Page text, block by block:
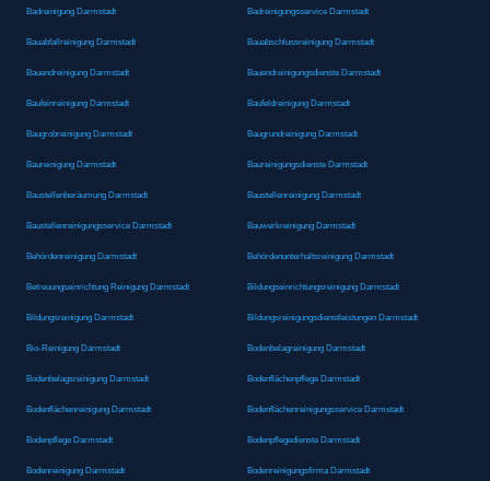
Badreinigung Darmstadt Badreinigungsservice Darmstadt
Bauabfallreinigung Darmstadt Bauabschlussreinigung Darmstadt
Bauendreinigung Darmstadt Bauendreinigungsdienste Darmstadt
Baufeinreinigung Darmstadt Baufeldreinigung Darmstadt
Baugrobreinigung Darmstadt Baugrundreinigung Darmstadt
Baureinigung Darmstadt Baureinigungsdienste Darmstadt
Baustellenberäumung Darmstadt Baustellenreinigung Darmstadt
Baustellenreinigungsservice Darmstadt Bauwerkreinigung Darmstadt
Behördenreinigung Darmstadt Behördenunterhaltsreinigung Darmstadt
Betreuungseinrichtung Reinigung Darmstadt Bildungseinrichtungsreinigung Darmstadt
Bildungsreinigung Darmstadt Bildungsreinigungsdienstleistungen Darmstadt
Bio-Reinigung Darmstadt Bodenbelagreinigung Darmstadt
Bodenbelagsreinigung Darmstadt Bodenflächenpflege Darmstadt
Bodenflächenreinigung Darmstadt Bodenflächenreinigungsservice Darmstadt
Bodenpflege Darmstadt Bodenpflegedienste Darmstadt
Bodenreinigung Darmstadt Bodenreinigungsfirma Darmstadt